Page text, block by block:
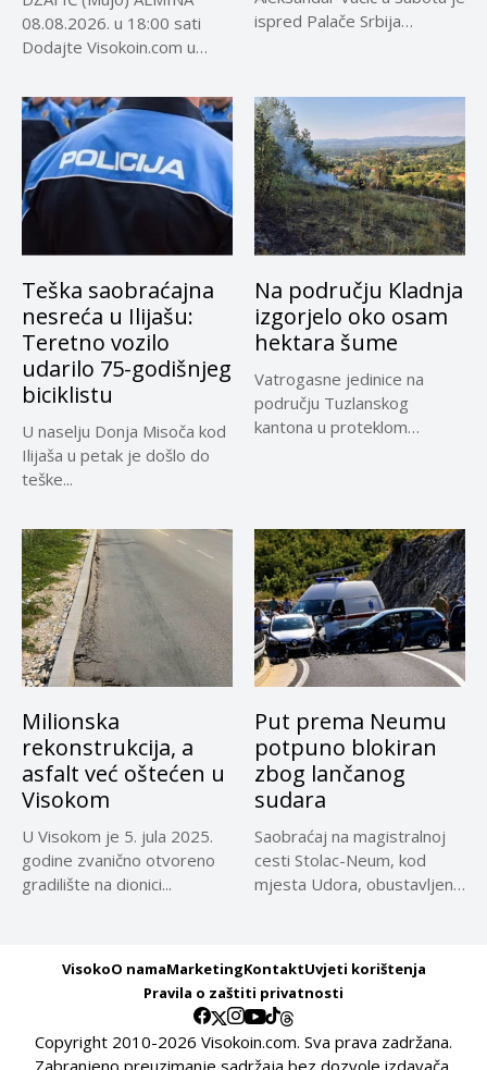
08.08.2026. u 18:00 sati
Dodajte Visokoin.com u
ispred Palače Srbija
Teška saobraćajna
nesreća u Ilijašu:
Teretno vozilo
udarilo 75-godišnjeg
biciklistu
U naselju Donja Misoča kod
Ilijaša u petak je došlo do
teške...
Na području Kladnja
izgorjelo oko osam
hektara šume
Vatrogasne jedinice na
području Tuzlanskog
kantona u proteklom
Milionska
rekonstrukcija, a
asfalt već oštećen u
Visokom
U Visokom je 5. jula 2025.
godine zvanično otvoreno
gradilište na dionici...
Put prema Neumu
potpuno blokiran
zbog lančanog
sudara
Saobraćaj na magistralnoj
cesti Stolac-Neum, kod
mjesta Udora, obustavljen
VisokoO namaMarketingKontaktUvjeti korištenja
Pravila o zaštiti privatnosti
Copyright 2010-2026 Visokoin.com. Sva prava zadržana.
Zabranjeno preuzimanje sadržaja bez dozvole izdavača.